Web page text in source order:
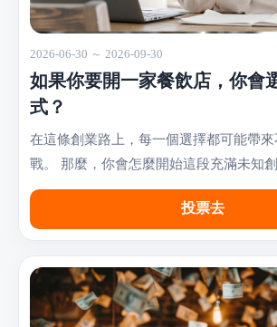
2026-06-30 ～ 2026-09-30
如果你要開一家餐飲店，你會
式？
在這條創業路上，每一個選擇都可能帶
戰。 那麼，你會怎麼開始這段充滿未知
投票去